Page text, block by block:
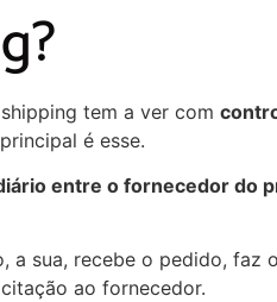
tem a ver com
é esse.
entre o fornecedor do
a sua, recebe o pedido, faz o
ao fornecedor.